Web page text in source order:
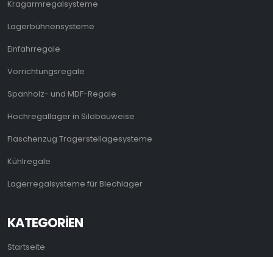
Kragarmregalsysteme
Lagerbühnensysteme
Einfahrregale
Vorrichtungsregale
Spanholz- und MDF-Regale
Hochregallager in Silobauweise
Flaschenzug Tragerstellagesysteme
Kühlregale
Lagerregalsysteme für Blechlager
KATEGORIEN
Startseite